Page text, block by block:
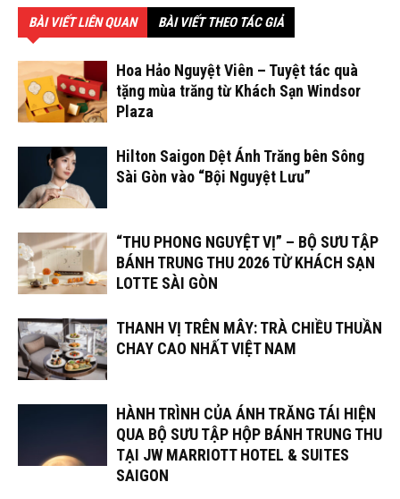
BÀI VIẾT LIÊN QUAN BÀI VIẾT THEO TÁC GIẢ
Hoa Hảo Nguyệt Viên – Tuyệt tác quà
tặng mùa trăng từ Khách Sạn Windsor
Plaza
Hilton Saigon Dệt Ánh Trăng bên Sông
Sài Gòn vào “Bội Nguyệt Lưu”
“THU PHONG NGUYỆT VỊ” – BỘ SƯU TẬP
BÁNH TRUNG THU 2026 TỪ KHÁCH SẠN
LOTTE SÀI GÒN
THANH VỊ TRÊN MÂY: TRÀ CHIỀU THUẦN
CHAY CAO NHẤT VIỆT NAM
HÀNH TRÌNH CỦA ÁNH TRĂNG TÁI HIỆN
QUA BỘ SƯU TẬP HỘP BÁNH TRUNG THU
TẠI JW MARRIOTT HOTEL & SUITES
SAIGON